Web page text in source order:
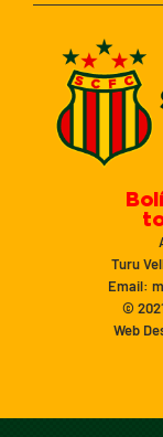
Turu
Email:
©
Web